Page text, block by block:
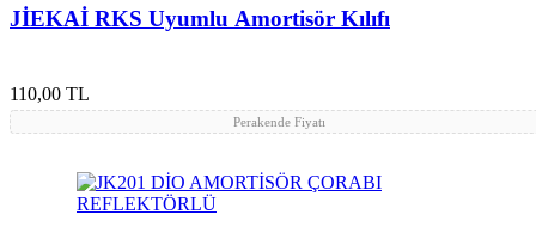
JİEKAİ RKS Uyumlu Amortisör Kılıfı
110,00 TL
Perakende Fiyatı